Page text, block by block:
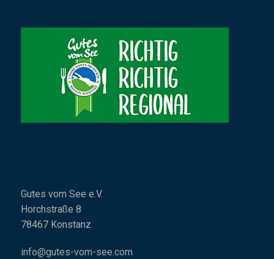
Gutes vom See e.V.
Horchstraße 8
78467 Konstanz
info@gutes-vom-see.com